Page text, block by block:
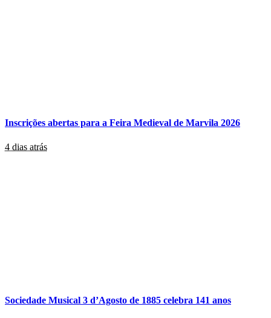
Inscrições abertas para a Feira Medieval de Marvila 2026
4 dias atrás
Sociedade Musical 3 d’Agosto de 1885 celebra 141 anos